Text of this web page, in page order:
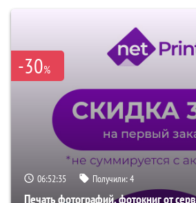
-30%
06:52:34 Получили:4
Печать фотографий, фотокниг от